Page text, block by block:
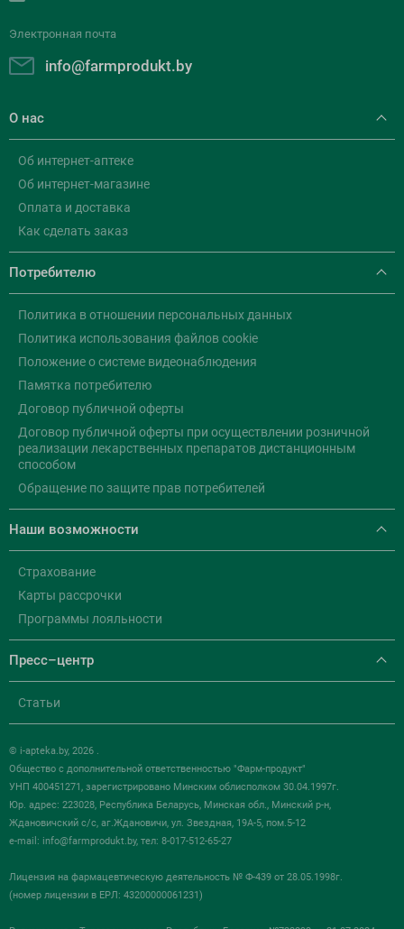
Электронная почта
info@farmprodukt.by
О нас
Об интернет-аптеке
Об интернет-магазине
Оплата и доставка
Как сделать заказ
Потребителю
Политика в отношении персональных данных
Политика использования файлов cookie
Положение о системе видеонаблюдения
Памятка потребителю
Договор публичной оферты
Договор публичной оферты при осуществлении розничной
реализации лекарственных препаратов дистанционным
способом
Обращение по защите прав потребителей
Наши возможности
Страхование
Карты рассрочки
Программы лояльности
Пресс–центр
Статьи
© i-apteka.by, 2026 .
Общество с дополнительной ответственностью "Фарм-продукт"
УНП 400451271, зарегистрировано Минским облисполком 30.04.1997г.
Юр. адрес: 223028, Республика Беларусь, Минская обл., Минский р-н,
Ждановичский с/с, аг.Ждановичи, ул. Звездная, 19А-5, пом.5-12
e-mail: info@farmprodukt.by, тел: 8-017-512-65-27
Лицензия на фармацевтическую деятельность № Ф-439 от 28.05.1998г.
(номер лицензии в ЕРЛ: 43200000061231)